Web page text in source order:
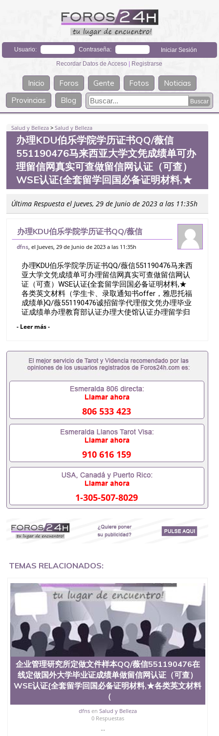
Usuario: Contraseña:
Recordar Datos de Acceso | Registrarse
Inicio Foros Gente Fotos
Noticias
Provincias
Blog
Salud y Belleza >Salud y Belleza
办理KDU伯乐学院学历证书QQ/薇信
551190476马来西亚大学文凭成绩单可办
理留信网真实可查做留信网认证（可查）
WSE认证{全套留学回国必备证明材料,★
Última Respuesta el Jueves, 29 de Junio de 2023 a las 11:35h
办理KDU伯乐学院学历证书QQ/薇信
551190476马来西亚大学文凭成绩单可办
WSE认证{全套留学回国必备证明材料,★
dfns , el Jueves, 29 de Junio de 2023 a las 11:35h
办理KDU伯乐学院学历证书QQ/薇信551190476马来西
亚大学文凭成绩单可办理留信网真实可查做留信网认
证（可查）WSE认证{全套留学回国必备证明材料,★
各类英文材料（学生卡、录取通知书offer，雅思托福
成绩单}Q/薇551190476诚招留学代理假文凭办理毕业
证成绩单办理教育部认证办理大使馆认证办理留学归
理学生卡办理录取通知书办理学位证书办理美国文凭
文凭 一、快速办理材料： 1、毕业证+成绩单+留学回
国人员证明+教育部认证,录取通知书，雅思。（全套
留学回国必备证明材料，给父母及亲朋好友一份完美
卡等留学相关材料（申请学校、转学，甚至是申请工
签都可以用到）。 注：上述材料，随时都可以安排办
可以根据客户要求安排。 国内找工作假的毕业证可以
用吗551190476假的毕业证成绩单可以办学历认证吗
551190476要定居国外需要办理什么材料551190476
入职事业单位/国企假的毕业证会查吗551190476入职
国企/事业单位需要些什么材料551190476办理假毕业
证在国内能用吗, 挂科拿不到毕业证怎么办, 毕业证丢
了怎么办, 没有正常毕业怎么办理毕业证,没毕业可以
办学历认证吗,您是否因为中途辍学、挂科而没有正常
毕业551190476您是否因为递交材料不齐而被拒之门
外551190476您是否因没正常毕业而导致回国得不到
教育部认证在校挂科了不想读了,成绩不理想毕不了业
科/研究生文凭551190476如何办理本科/硕士毕业证
551190476网上买文凭可靠吗551190476哪里可以买
么办理 外假毕业证551190476哪里可以制作美国毕业
学生在哪里可以买假毕业证551190476哪里可以办理
加拿大毕业证551190476申请学校办理假的毕业证成
绩单可以吗551190476哪里可以办理水印成绩单
551190476哪里可以修改成绩单GPA分数551190476
假毕业证能查出来吗551190476假文凭网上能查到吗
551190476 如何拿到国外毕业证QQ微信551190476办
假大学毕业证QQ微信551190476国外毕业证去哪认证
QQ微信551190476找毕业证封皮QQ微信551190476国
外毕业证外壳定制QQ微信551190476快速代办国外毕
业证QQ微信551190476快速拿到国外文凭QQ微信
551190476国外留学文凭认证QQ微信551190476国外
文凭回国认证QQ微信551190476泰国文凭办理QQ微
信551190476法国留学回国证明QQ微信551190476 国
外烫金照片QQ微信551190476外国文凭在中国有用吗
QQ微信551190476德国留学回国证明QQ微信
551190476爱尔兰留学回国证明QQ微信551190476国
外硕士文凭办理QQ微信551190476 网上买文凭可靠
- Leer más -
806 533 423
910 616 159
1-305-507-8029
TEMAS RELACIONADOS:
企业管理研究所定做文件样本QQ/薇信551190476在
线定做国外大学毕业证成绩单做留信网认证（可查）
WSE认证{全套留学回国必备证明材料,★各类英文材料
（
dfnsen Salud y Belleza
0 Respuestas
...